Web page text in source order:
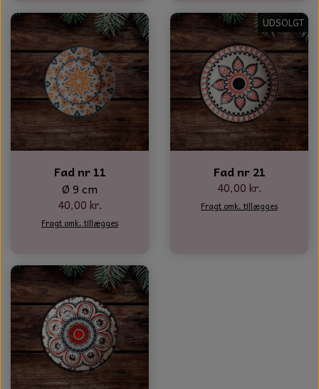
Fad nr 11
Ø 9 cm
40,00 kr.
Fragt omk. tillægges
UDSOLGT
Fad nr 21
40,00 kr.
Fragt omk. tillægges